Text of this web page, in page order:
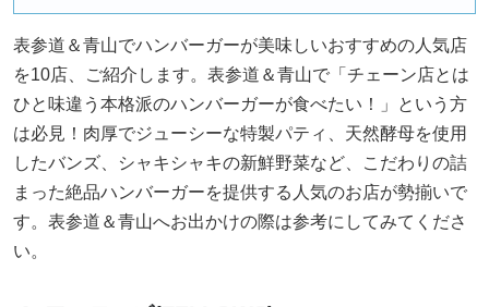
表参道＆青山でハンバーガーが美味しいおすすめの人気店
を10店、ご紹介します。表参道＆青山で「チェーン店とは
ひと味違う本格派のハンバーガーが食べたい！」という方
は必見！肉厚でジューシーな特製パティ、天然酵母を使用
したバンズ、シャキシャキの新鮮野菜など、こだわりの詰
まった絶品ハンバーガーを提供する人気のお店が勢揃いで
す。表参道＆青山へお出かけの際は参考にしてみてくださ
い。